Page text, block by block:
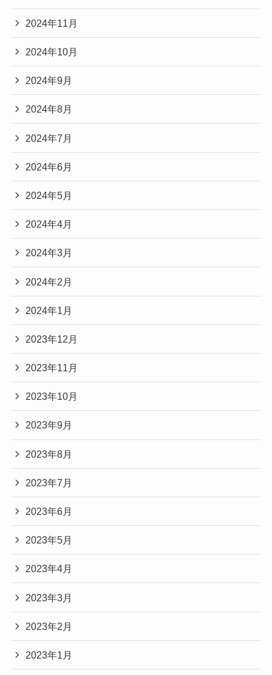
2024年11月
2024年10月
2024年9月
2024年8月
2024年7月
2024年6月
2024年5月
2024年4月
2024年3月
2024年2月
2024年1月
2023年12月
2023年11月
2023年10月
2023年9月
2023年8月
2023年7月
2023年6月
2023年5月
2023年4月
2023年3月
2023年2月
2023年1月